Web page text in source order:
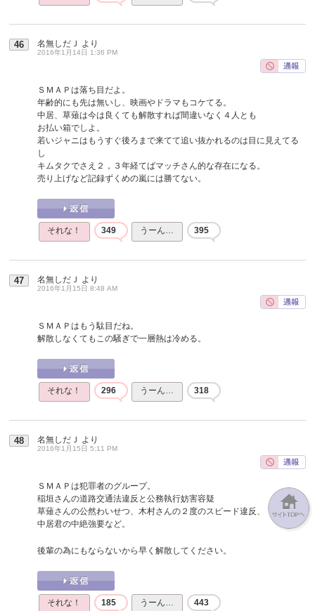
46 名無しだＪ より
2016年1月14日 1:36 PM
ＳＭＡＰは落ち目だよ。
年齢的にも先は無いし、映画やドラマもコケてる。
中居、草薙は今は良くても解散すれば間違いなく４人とも
お払い箱でしよ。
若いジャニはもうすぐ後ろまで来てて追い抜かれるのは目に見えてる
し
キムタクでさえ２，３年経てばマッチさん的な存在になる。
売り上げなど記録ずくめの嵐には勝てない。
それな！ 349 うーん… 395
47 名無しだＪ より
2016年1月15日 8:48 AM
ＳＭＡＰはもう駄目だね。
解散しなくてもこの騒ぎで一層熱は冷める。
それな！ 296 うーん… 318
48 名無しだＪ より
2016年1月15日 5:11 PM
ＳＭＡＰは犯罪者のグループ。
稲垣さんの道路交通法違反と公務執行妨害容疑
草薙さんの公然わいせつ、木村さんの２度のスピード違反、
中居君の中絶強要など。
後輩の為にもならないから早く解散してください。
それな！ 185 うーん… 443